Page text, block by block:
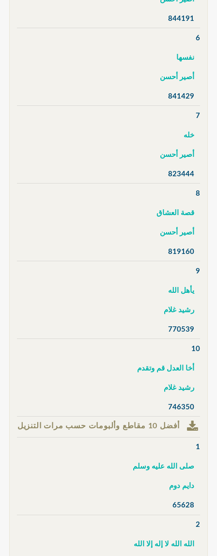
844191
6
نفسها
أصير أحسن
841429
7
خله
أصير أحسن
823444
8
قصة العشاق
أصير أحسن
819160
9
يأهل الله
رشيد غلام
770539
10
أخا العدل قم وتقدم
رشيد غلام
746350
أفضل 10 مقاطع وألبومات حسب مرات التنزيل
1
صلى الله عليه وسلم
دايم دوم
65628
2
الله الله لا إله إلا الله